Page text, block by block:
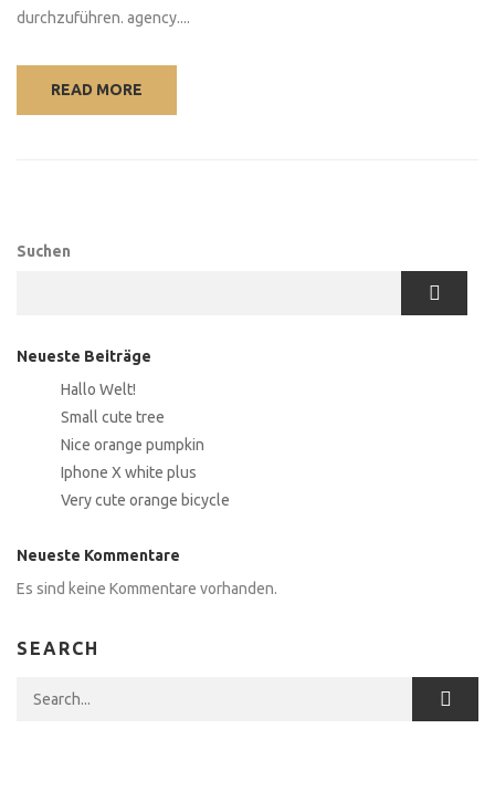
durchzuführen. agency....
READ MORE
Suchen
Neueste Beiträge
Hallo Welt!
Small cute tree
Nice orange pumpkin
Iphone X white plus
Very cute orange bicycle
Neueste Kommentare
Es sind keine Kommentare vorhanden.
SEARCH
Search for: